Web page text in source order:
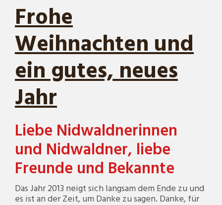
Frohe
Weihnachten und
ein gutes, neues
Jahr
Liebe Nidwaldnerinnen
und Nidwaldner, liebe
Freunde und Bekannte
Das Jahr 2013 neigt sich langsam dem Ende zu und
es ist an der Zeit, um Danke zu sagen. Danke, für